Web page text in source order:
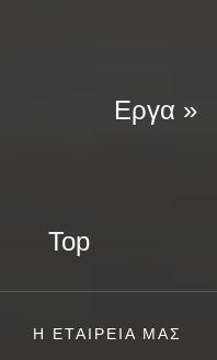
Εργα »
Top
Η ΕΤΑΙΡΕΙΑ ΜΑΣ